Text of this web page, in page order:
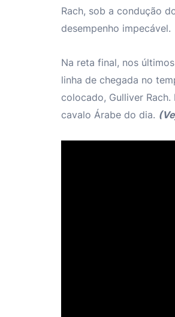
Rach, sob a condução
desempenho impecável.
Na reta final, nos
linha de chegada no
colocado, Gulliver
cavalo Árabe do dia.